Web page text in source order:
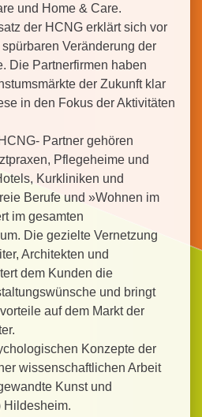
und Home & Care.
der HCNG erklärt sich vor
Veränderung der
Die Partnerfirmen haben
der Zukunft klar
in den Fokus der Aktivitäten
Partner gehören
Pflegeheime und
Kurkliniken und
Berufe und »Wohnen im
im gesamten
Die gezielte Vernetzung
Architekten und
dem Kunden die
und bringt
auf dem Markt der
Konzepte der
wissenschaftlichen Arbeit
Kunst und
Hildesheim.